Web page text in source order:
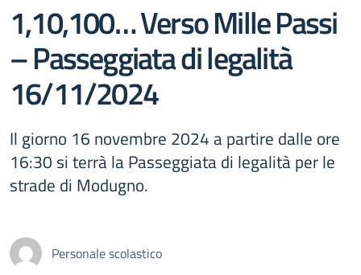
1,10,100… Verso Mille Passi
– Passeggiata di legalità
16/11/2024
Il giorno 16 novembre 2024 a partire dalle ore
16:30 si terrà la Passeggiata di legalità per le
strade di Modugno.
Personale scolastico